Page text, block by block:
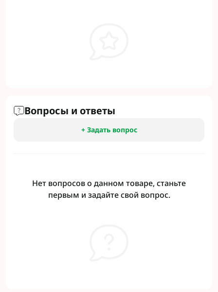
Вопросы и ответы
+ Задать вопрос
Нет вопросов о данном товаре, станьте
первым и задайте свой вопрос.